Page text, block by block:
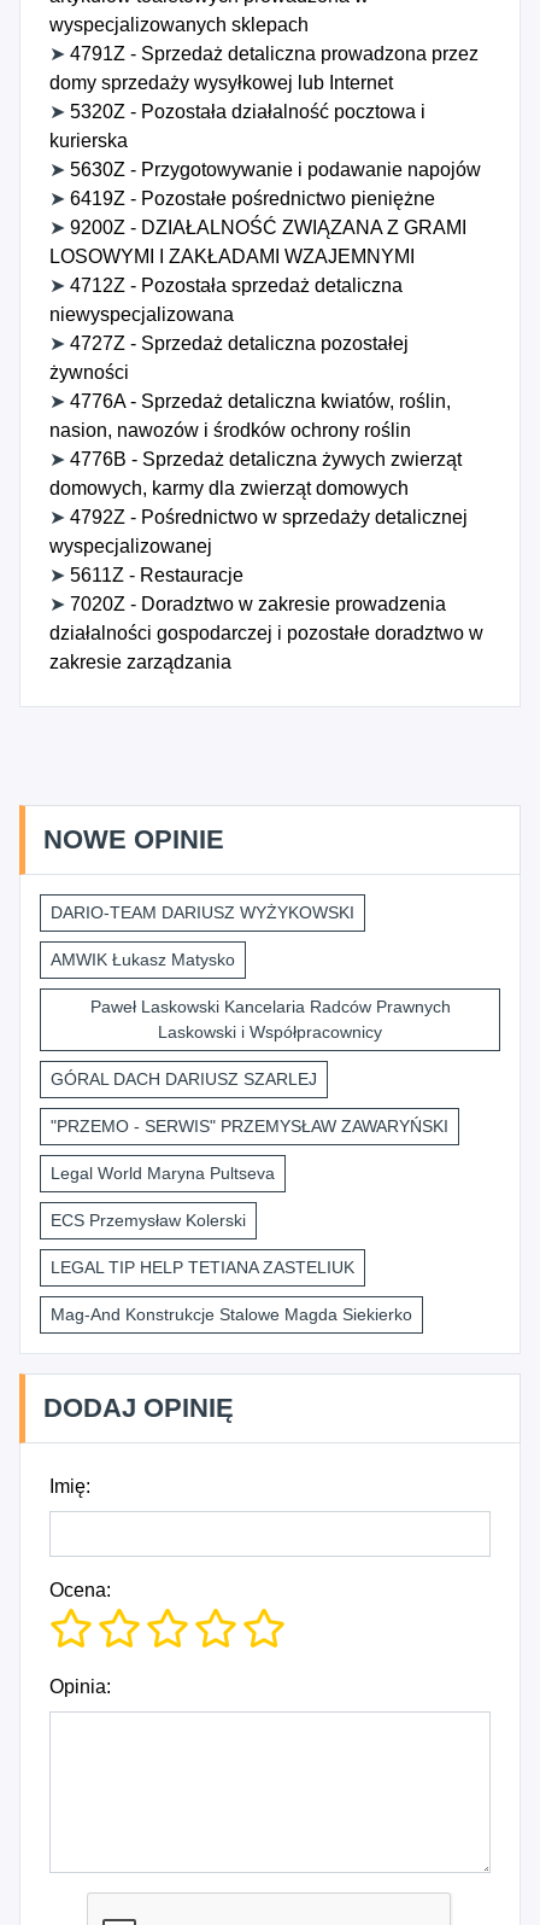
wyspecjalizowanych sklepach
➤ 4791Z - Sprzedaż detaliczna prowadzona przez
domy sprzedaży wysyłkowej lub Internet
➤ 5320Z - Pozostała działalność pocztowa i
kurierska
➤ 5630Z - Przygotowywanie i podawanie napojów
➤ 6419Z - Pozostałe pośrednictwo pieniężne
➤ 9200Z - DZIAŁALNOŚĆ ZWIĄZANA Z GRAMI
LOSOWYMI I ZAKŁADAMI WZAJEMNYMI
➤ 4712Z - Pozostała sprzedaż detaliczna
niewyspecjalizowana
➤ 4727Z - Sprzedaż detaliczna pozostałej
żywności
➤ 4776A - Sprzedaż detaliczna kwiatów, roślin,
nasion, nawozów i środków ochrony roślin
➤ 4776B - Sprzedaż detaliczna żywych zwierząt
domowych, karmy dla zwierząt domowych
➤ 4792Z - Pośrednictwo w sprzedaży detalicznej
wyspecjalizowanej
➤ 5611Z - Restauracje
➤ 7020Z - Doradztwo w zakresie prowadzenia
działalności gospodarczej i pozostałe doradztwo w
zakresie zarządzania
NOWE OPINIE
DARIO-TEAM DARIUSZ WYŻYKOWSKI
AMWIK Łukasz Matysko
Paweł Laskowski Kancelaria Radców Prawnych
Laskowski i Współpracownicy
GÓRAL DACH DARIUSZ SZARLEJ
"PRZEMO - SERWIS" PRZEMYSŁAW ZAWARYŃSKI
Legal World Maryna Pultseva
ECS Przemysław Kolerski
LEGAL TIP HELP TETIANA ZASTELIUK
Mag-And Konstrukcje Stalowe Magda Siekierko
DODAJ OPINIĘ
Imię:
Ocena:
Opinia: